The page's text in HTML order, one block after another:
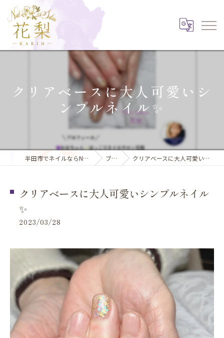
クリアベースに大人可愛いシ
ンプルネイル✨️
半田市でネイルならNail Salon 花梨 ブログ クリアベースに大人可愛いシンプルネイル✨️
クリアベースに大人可愛いシンプルネイル
✨️
2023/03/28